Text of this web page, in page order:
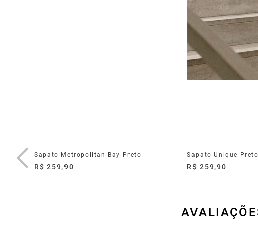
Navy Sapato Metropolitan Bay Preto
R$ 259,90
Sapato Unique Preto
R$ 259,90